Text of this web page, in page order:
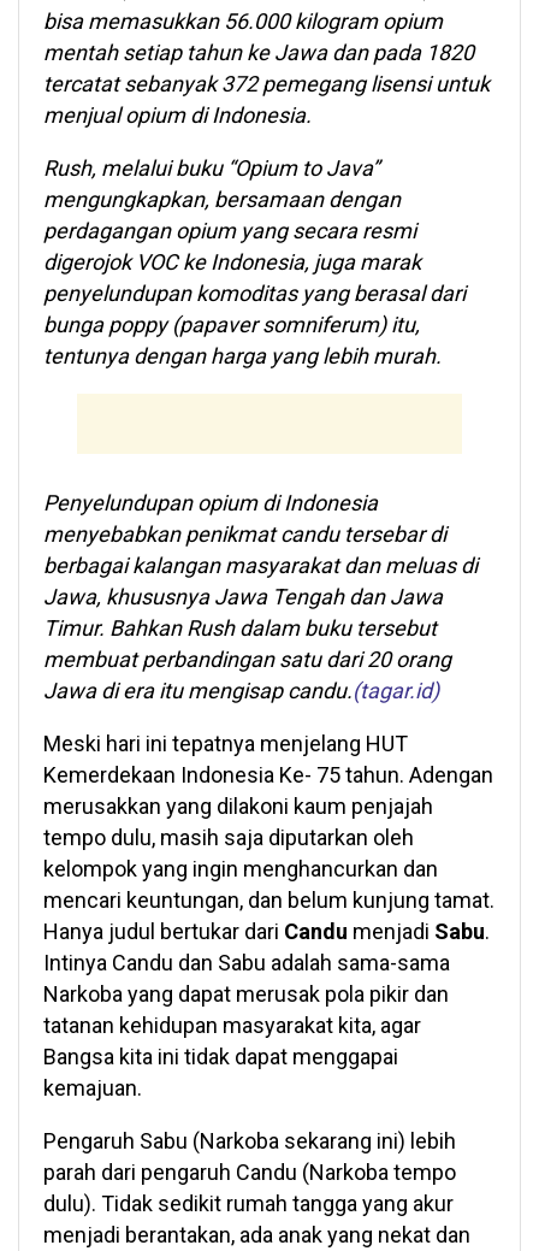
bisa memasukkan 56.000 kilogram opium
mentah setiap tahun ke Jawa dan pada 1820
tercatat sebanyak 372 pemegang lisensi untuk
menjual opium di Indonesia.
Rush, melalui buku “Opium to Java”
mengungkapkan, bersamaan dengan
perdagangan opium yang secara resmi
digerojok VOC ke Indonesia, juga marak
penyelundupan komoditas yang berasal dari
bunga poppy (papaver somniferum) itu,
tentunya dengan harga yang lebih murah.
Penyelundupan opium di Indonesia
menyebabkan penikmat candu tersebar di
berbagai kalangan masyarakat dan meluas di
Jawa, khususnya Jawa Tengah dan Jawa
Timur. Bahkan Rush dalam buku tersebut
membuat perbandingan satu dari 20 orang
Jawa di era itu mengisap candu.(tagar.id)
Meski hari ini tepatnya menjelang HUT
Kemerdekaan Indonesia Ke- 75 tahun. Adengan
merusakkan yang dilakoni kaum penjajah
tempo dulu, masih saja diputarkan oleh
kelompok yang ingin menghancurkan dan
mencari keuntungan, dan belum kunjung tamat.
Hanya judul bertukar dari Candu menjadi Sabu.
Intinya Candu dan Sabu adalah sama-sama
Narkoba yang dapat merusak pola pikir dan
tatanan kehidupan masyarakat kita, agar
Bangsa kita ini tidak dapat menggapai
kemajuan.
Pengaruh Sabu (Narkoba sekarang ini) lebih
parah dari pengaruh Candu (Narkoba tempo
dulu). Tidak sedikit rumah tangga yang akur
menjadi berantakan, ada anak yang nekat dan